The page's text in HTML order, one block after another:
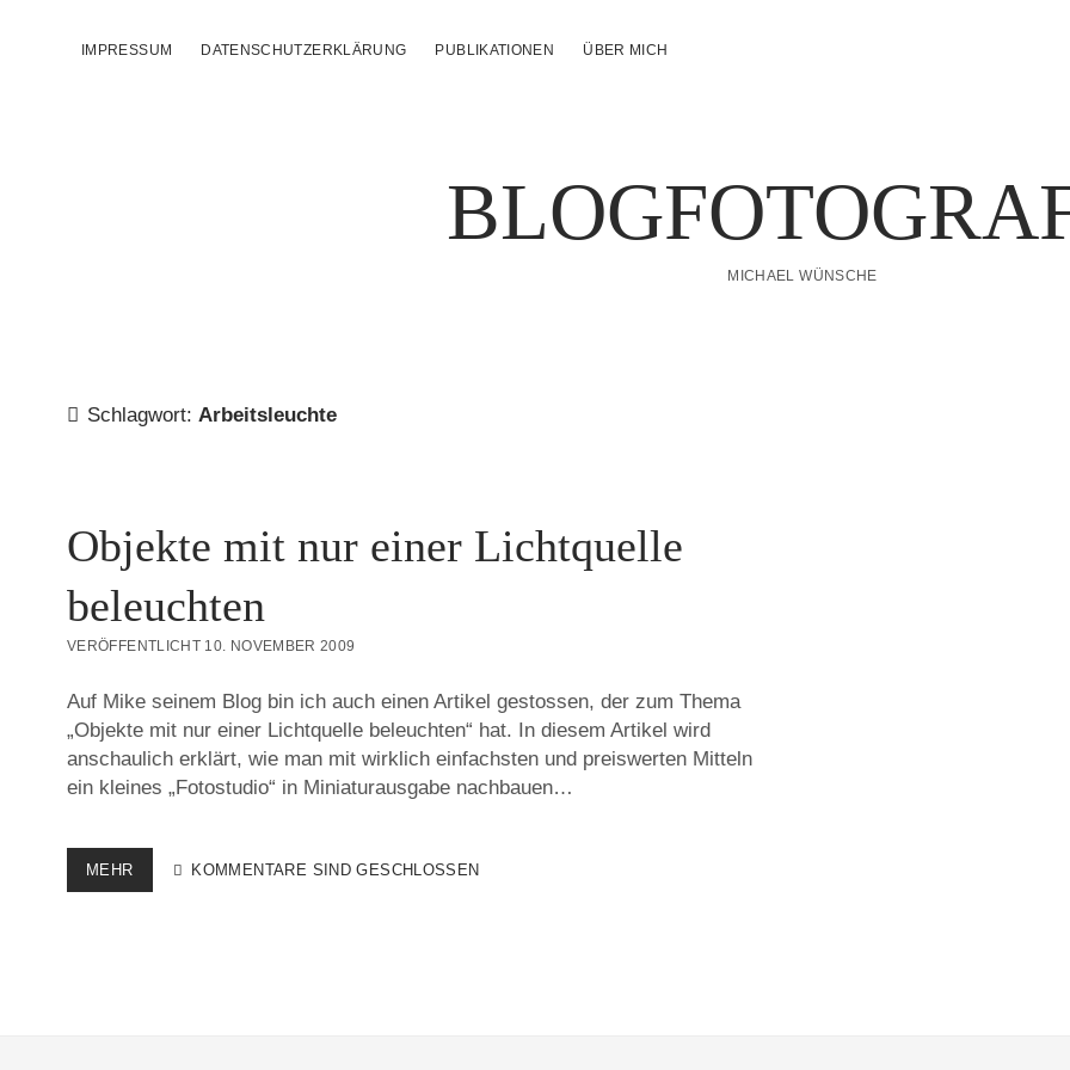
IMPRESSUM DATENSCHUTZERKLÄRUNG PUBLIKATIONEN ÜBER MICH
MICHAEL WÜNSCHE
Schlagwort: Arbeitsleuchte
Objekte mit nur einer Lichtquelle
beleuchten
VERÖFFENTLICHT 10. NOVEMBER 2009
Auf Mike seinem Blog bin ich auch einen Artikel gestossen, der zum Thema
„Objekte mit nur einer Lichtquelle beleuchten“ hat. In diesem Artikel wird
anschaulich erklärt, wie man mit wirklich einfachsten und preiswerten Mitteln
ein kleines „Fotostudio“ in Miniaturausgabe nachbauen…
MEHROBJEKTE
MIT
KOMMENTARE SIND GESCHLOSSEN